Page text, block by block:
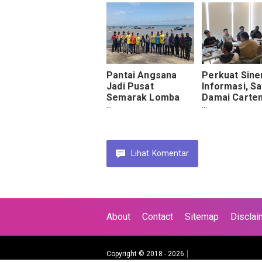
untuk
Kamtibmas.
Pantai Angsana
Jadi Pusat
Semarak Lomba
Mancing AFT 2026
Perkuat
Informasi,
Damai
Jalin
Lihat Komentar
About Contact Sitemap
Copyright © 2018 - 2026